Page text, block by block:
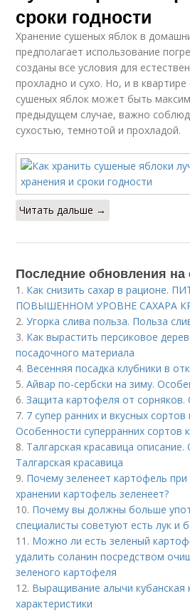
сроки годности
Хранение сушеных яблок в
предполагает использование
созданы все условия для
прохладно и сухо. Но, и в квартире
сушеных яблок может быть
предыдущем случае, важно
сухостью, темнотой и прохладой.
Читать дальше →
Последние обновления на
1. Как снизить сахар в рационе.
ПОВЫШЕННОМ УРОВНЕ САХАРА
2.Угорка слива польза. Польза
3. Как вырастить персиковое
посадочного материала
4. Весенняя посадка клубники в
5.Айвар по-сербски на зиму.
6.Защита картофеля от сорняков.
7. 7 супер ранних и вкусных
Особенности суперранних сортов
8. Талгарская красавица
Талгарская красавица
9. Почему зеленеет картофель
хранении картофель зеленеет?
10. Почему вы должны больше
специалисты советуют есть лук и
11. Можно ли есть зеленый
удалить соланин посредством
зеленого картофеля
12. Выращивание алычи кубанская
характеристики